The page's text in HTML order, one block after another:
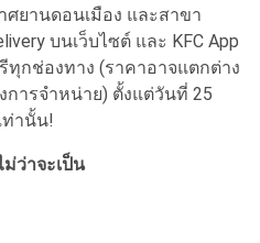
ศยานดอนเมือง และสาขา
บนเว็บไซต์ และ KFC App
ทุกช่องทาง (ราคาอาจแตกต่าง
ารจำหน่าย) ตั้งแต่วันที่ 25
ท่านั้น!
ว่าจะเป็น